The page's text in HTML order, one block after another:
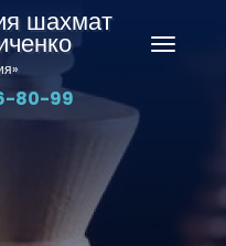
шахмат
80-99